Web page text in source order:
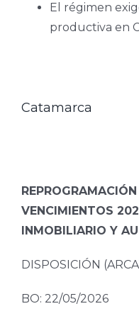
El régimen
productiva en
Catamarca
VENCIMIENTOS
INMOBILIARIO Y
DISPOSICIÓN
BO: 22/05/2026